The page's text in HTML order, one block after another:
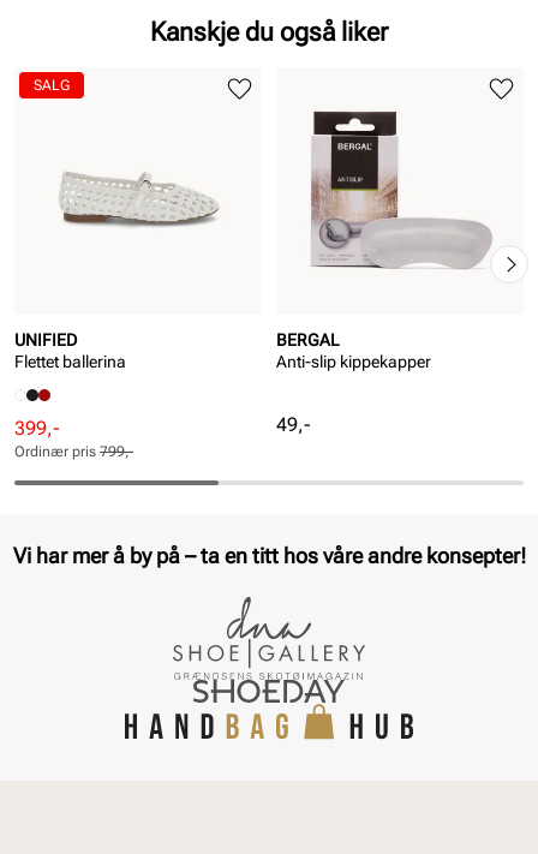
Kanskje du også liker
UNIFIED
Flettet ballerina
Rabattert
pris
Pris
399,-
Ordinær
pris
Pris
Ordinær pris 799,-
SALG
BERGAL
Anti-slip kippekapper
Pris
49,-
Vi har mer å by på – ta en titt hos våre andre konsepter!